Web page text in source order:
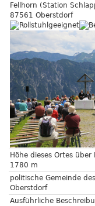
Fellhorn (Station
87561 Oberstdorf
Höhe dieses Ortes über
1780 m
politische Gemeinde
Oberstdorf
Ausführliche